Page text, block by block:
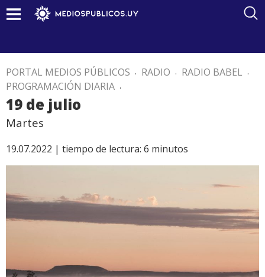
PORTAL MEDIOS PÚBLICOS . RADIO . RADIO BABEL .
PROGRAMACIÓN DIARIA .
19 de julio
Martes
19.07.2022 | tiempo de lectura: 6 minutos